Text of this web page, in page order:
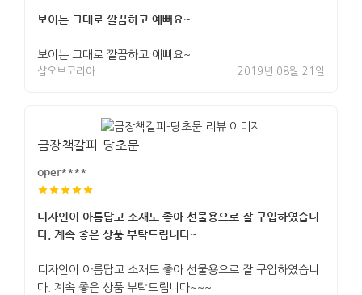
보이는 그대로 깔끔하고 예뻐요~
보이는 그대로 깔끔하고 예뻐요~
샵오브코리아 2019년 08월 21일
금장책갈피-당초문
oper****
디자인이 아름답고 소재도 좋아 선물용으로 잘 구입하였습니
다. 계속 좋은 상품 부탁드립니다~
디자인이 아름답고 소재도 좋아 선물용으로 잘 구입하였습니
다. 계속 좋은 상품 부탁드립니다~~~